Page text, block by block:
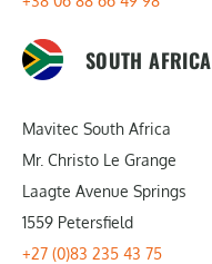
SOUTH AFRICA
Mavitec South Africa
Mr. Christo Le Grange
Laagte Avenue Springs
1559 Petersfield
+27 (0)83 235 43 75